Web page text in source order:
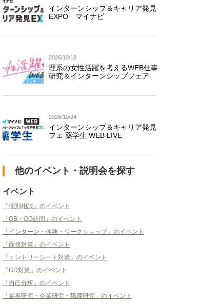
インターンシップ＆キャリア発見
EXPO マイナビ
2026/10/18
理系の女性活躍を考えるWEB仕事
研究＆インターンシップフェア
2026/10/24
インターンシップ＆キャリア発見
フェ 薬学生 WEB LIVE
他のイベント・説明会を探す
イベント
「個別相談」のイベント
「OB・OG訪問」のイベント
「インターン・体験・ワークショップ」のイベント
「面接対策」のイベント
「エントリーシート対策」のイベント
「GD対策」のイベント
「自己分析」のイベント
「業界研究・企業研究・職種研究」のイベント